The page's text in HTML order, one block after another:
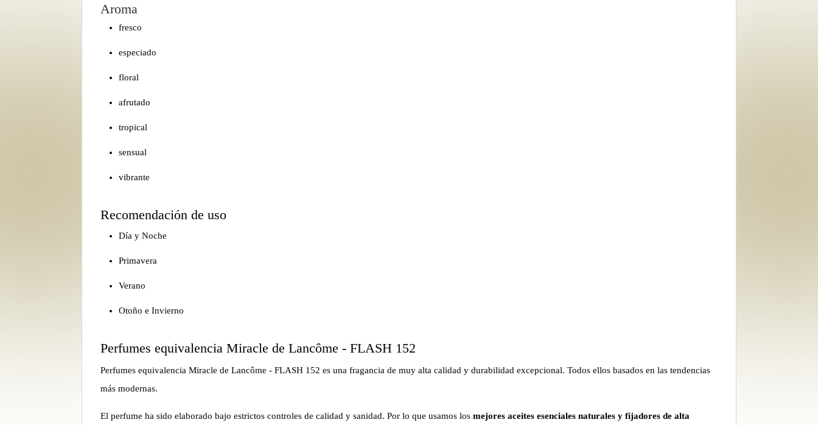
Aroma
fresco
especiado
floral
afrutado
tropical
sensual
vibrante
Recomendación de uso
Día y Noche
Primavera
Verano
Otoño e Invierno
Perfumes equivalencia Miracle de Lancôme - FLASH 152
Perfumes equivalencia Miracle de Lancôme - FLASH 152 es una fragancia de muy alta calidad y durabilidad excepcional. Todos ellos basados en las tendencias
más modernas.
El perfume ha sido elaborado bajo estrictos controles de calidad y sanidad. Por lo que usamos losmejores aceites esenciales naturales y fijadores de alta